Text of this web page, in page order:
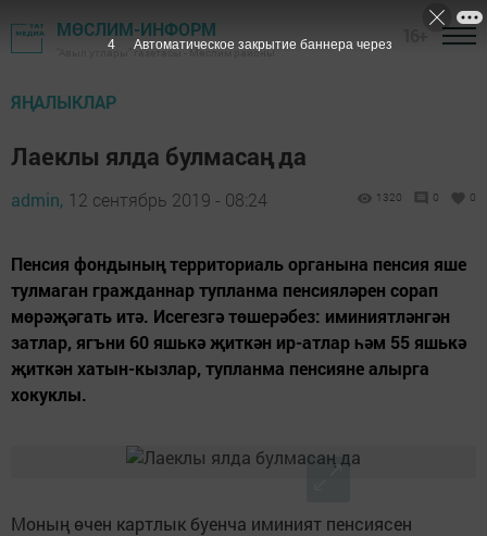
МӨСЛИМ-ИНФОРМ
"Авыл утлары" газетасы - Мөслим районы
ЯҢАЛЫКЛАР
Лаеклы ялда булмасаң да
admin, 12 сентябрь 2019 - 08:24 1320 0 0
Пенсия фондының территориаль органына пенсия яше
тулмаган гражданнар тупланма пенсияләрен сорап
мөрәҗәгать итә. Исегезгә төшерәбез: иминиятләнгән
затлар, ягъни 60 яшькә җиткән ир-атлар һәм 55 яшькә
җиткән хатын-кызлар, тупланма пенсияне алырга
хокуклы.
Моның өчен картлык буенча иминият пенсиясен
3 Автоматическое закрытие баннера через